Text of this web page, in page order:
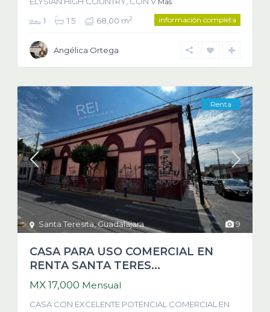
1 1.5 68,00 m2 información completa
Angélica Ortega
9
Santa Teresita,Guadalajara
Renta
CASA PARA USO COMERCIAL EN
RENTA SANTA TERES...
MX 17,000 Mensual
CASA CON EXCELENTE POTENCIAL COMERCIAL EN